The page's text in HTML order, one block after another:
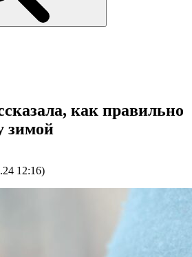
как правильно
зимой
12:16)